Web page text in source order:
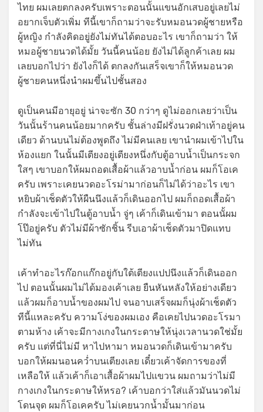
ไทย ผมเลยตกลงครับเพราะตอนนั้นแขนอักเสบอยู่เลยไม่
อยากเจ็บตัวเพิ่ม ทีนี้เขาก็ถามว่าจะรับหมอนวดผู้ชายหรือ
ผู้หญิง กำลังคิดอยู่ยังไม่ทันได้ตอบอะไร เขาก็ถามว่า ให้
หมอผู้ชายนวดได้มั้ย วันนี้คนน้อย ยังไม่ได้ลูกค้าเลย ผม
เลยบอกไปว่า ยังไงก็ได้ ตกลงกันเสร็จเขาก็ให้หมอนวด
ผู้ชายคนหนึ่งนำผมขึ้นไปชั้นสอง
ดูเป็นคนมีอายุอยู่ น่าจะซัก 30 กว่าๆ ดูไม่ออกเลยว่าเป็น
วันนั้นร้านคนน้อยมากครับ ชั้นล่างมีฝรั่งนวดฝ่าเท้าอยู่คน
เดียว ด้านบนไม่ต้องพูดถึง ไม่มีคนเลย เขานำผมเข้าไปใน
ห้องแยก ในนั้นมีเตียงอยู่เตียงหนึ่งกับตู้อาบน้ำเป็นกระจก
ใสๆ เขาบอกให้ผมถอดเสื้อผ้าแล้วอาบน้ำก่อน ผมก็โอเค
ครับ เพราะเคยนวดอะโรม่ามาก่อนก็ไม่ได้ว่าอะไร เขา
หยิบผ้าเช็ดตัวให้ผืนนึงแล้วก็เดินออกไป ผมก็ถอดเสื้อผ้า
กำลังจะเข้าไปในตู้อาบน้ำ จู่ๆ เค้าก็เดินเข้ามา ตอนนั้ผม
โป๊อยู่ครับ ตัวไม่มีผ้าซักชิ้น รีบเอาผ้าเช็ดตัวมาปิดแทบ
ไม่ทัน
เค้าทำอะไรก๊อกแก๊กอยู่กับใต้เตียงแปปนึงแล้วก็เดินออก
ไป ตอนนั้นผมไม่ได้มองเค้าเลย ยืนหันหลังให้อย่างเดียว
แล้วผมก็อาบน้ำของผมไป จนอาบเสร็จผมก็นุ่งผ้าเช็ดตัว
ทีนี้แหละครับ ความโง่ของผมเอง คือเคยไปนวดอะโรมา
ตามห้าง เค้าจะมีกางเกงในกระดาษให้นุ่งเวลานวดใช่มั้ย
ครับ แต่ที่นี่ไม่มี หาไปหามา หมอนวดก็เดินเข้ามาครับ
บอกให้ผมนอนคว่ำบนเตียงเลย เดี๋ยวเค้าจัดการของที่
เหลือให้ แล้วเค้าก็เอาเสื้อผ้าผมไปแขวน ผมถามว่าไม่มี
กางเกงในกระดาษให้หรอ? เค้าบอกว่าใส่แล้วมันนวดไม่
โดนจุด ผมก็โอเคครับ ไม่เคยนวกน้ำมั้นมาก่อน